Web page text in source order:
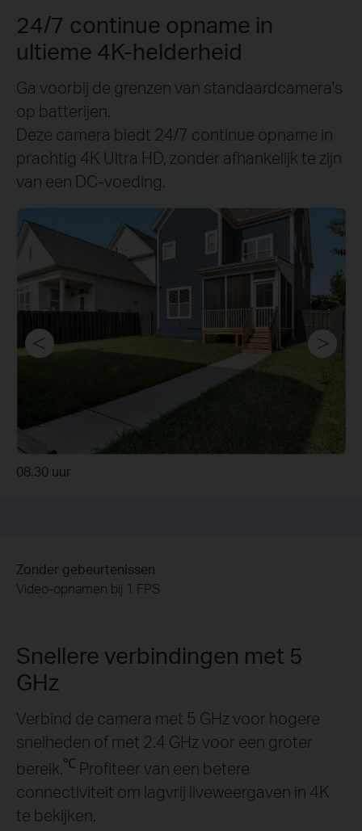
24/7 continue opname in
ultieme 4K-helderheid
Ga voorbij de grenzen van standaardcamera's
op batterijen.
Deze camera biedt 24/7 continue opname in
prachtig 4K Ultra HD, zonder afhankelijk te zijn
van een DC-voeding.
16.21 uur 16.23 uur
16.23 uur
Gebeurtenis is gedetecteerd
Video-opname schakelt over naar 15 FPS
Snellere verbindingen met 5
GHz
Verbind de camera met 5 GHz voor hogere
snelheden of met 2.4 GHz voor een groter
bereik.℃ Profiteer van een betere
connectiviteit om lagvrij liveweergaven in 4K
te bekijken.